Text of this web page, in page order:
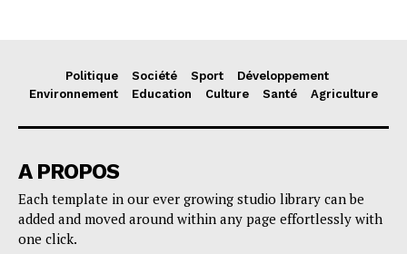
Politique Société Sport
Développement
Environnement
Education Culture Santé Agriculture
A PROPOS
Each template in our ever growing studio library can be
added and moved around within any page effortlessly with
one click.